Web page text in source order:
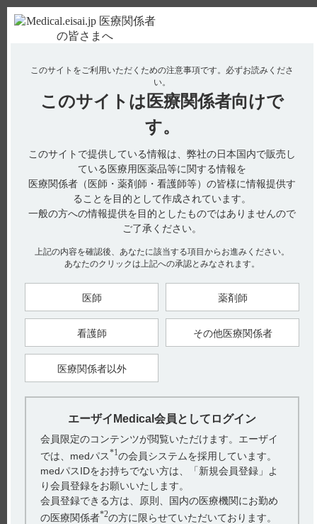
使用期限検索 Drug Information
全ての項目を対象
『 錠・末・滴 』 内のQ&A
［チョコラA錠1万単位］ 電子添文には、「有効期間：27ヵ月」
と記載があります。（引用1） ［チョコラA末1万単位／g］ 電子
添文には、...
電子添文には、薬効薬理に関する以下の記載があります。 ［チ
ョコラA錠1万単位・末1万単位／g・滴0.1万単位／滴 共通］ 18．
薬効薬理（...
【チョコラA・錠・末・滴】 保存方法について教えて
ください。
このサイトをご利用いただくための注意事項です。 必ずお読みくださ
い。
このサイトは 医療関係者向けで
す。
このサイトで提供している情報は、弊社の日本国内で販売し
ている医療用医薬品等に関する情報を
医療関係者（医師・薬剤師・看護師等）の皆様に情報提供す
ることを目的として作成されています。
一般の方への情報提供を目的としたものではありませんので
ご了承ください。
上記の内容を確認後、あなたに該当する項目からお進みください。
あなたのクリックは上記への承認とみなされます。
医師 薬剤師
看護師 その他医療関係者
医療関係者以外
エーザイMedical会員としてログイン
会員限定のコンテンツが閲覧いただけます。エーザイ
では、medパス*1の会員システムを採用しています。
medパスIDをお持ちでない方は、「新規会員登録」よ
り会員登録をお願いいたします。
会員登録できる方は、原則、国内の医療機関にお勤め
の医療関係者*2の方に限らせていただいております。